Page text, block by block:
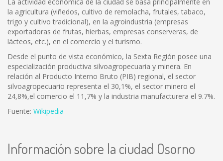
la agricultura (viñedos, cultivo de remolacha, frutales, tabaco,
trigo y cultivo tradicional), en la agroindustria (empresas
exportadoras de frutas, hierbas, empresas conserveras, de
lácteos, etc.), en el comercio y el turismo.
Desde el punto de vista económico, la Sexta Región posee una
especialización productiva silvoagropecuaria y minera. En
relación al Producto Interno Bruto (PIB) regional, el sector
silvoagropecuario representa el 30,1%, el sector minero el
24,8%,el comercio el 11,7% y la industria manufacturera el 9.7%.
Fuente: Wikipedia
Información sobre la ciudad Osorno